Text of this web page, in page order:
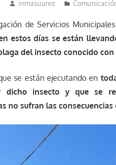
inmasuarez
de Servicios
estos días se están
del insecto conocido
se están ejecutando en
dicho insecto y que se
no sufran las